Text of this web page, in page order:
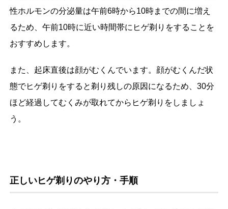
性ホルモンの分泌量は午前6時から10時までの間に増え
るため、午前10時に近い時間帯にヒゲ剃りをすることを
おすすめします。
また、起床直後は顔がむくんでいます。顔がむくんだ状
態でヒゲ剃りをすると剃り残しの原因になるため、30分
ほど経過してむくみが取れてからヒゲ剃りをしましょ
う。
正しいヒゲ剃りのやり方・手順